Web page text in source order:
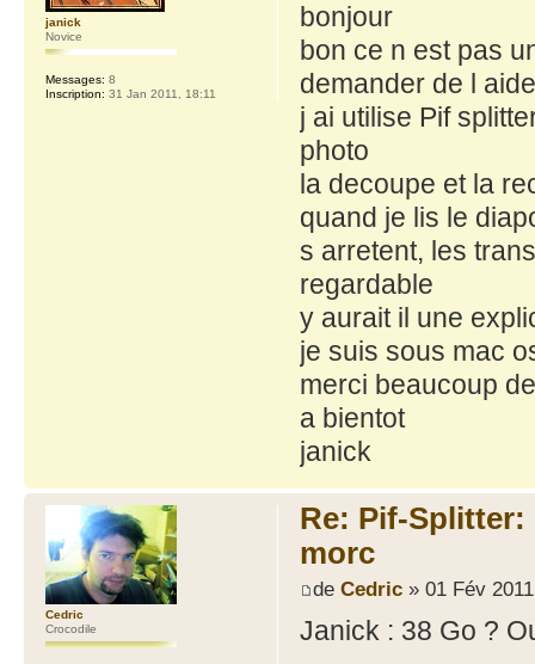
bonjour
bon ce n est pas
demander de l aide
j ai utilise Pif
photo
la decoupe et la
quand je lis le
s arretent, les
regardable
y aurait il une
je suis sous mac
merci beaucoup
a bientot
janick
janick
Novice
Messages: 8
Inscription: 31 Jan 2011, 18:11
Re: Pif-
morc
de Cedric» 01 Fév
Janick : 38 Go ?
Cedric
Crocodile